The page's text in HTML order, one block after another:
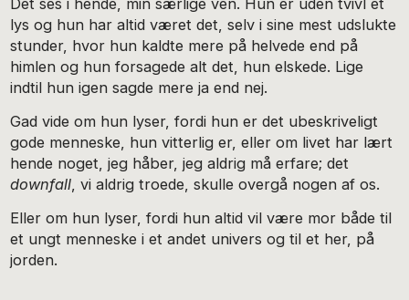
Det ses i hende, min særlige ven. Hun er uden tvivl et
lys og hun har altid været det, selv i sine mest udslukte
stunder, hvor hun kaldte mere på helvede end på
himlen og hun forsagede alt det, hun elskede. Lige
indtil hun igen sagde mere ja end nej.
Gad vide om hun lyser, fordi hun er det ubeskriveligt
gode menneske, hun vitterlig er, eller om livet har lært
hende noget, jeg håber, jeg aldrig må erfare; det
downfall , vi aldrig troede, skulle overgå nogen af os.
Eller om hun lyser, fordi hun altid vil være mor både til
et ungt menneske i et andet univers og til et her, på
jorden.